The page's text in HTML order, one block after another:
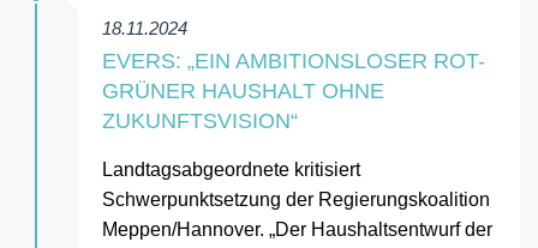
18.11.2024
EVERS: „EIN AMBITIONSLOSER ROT-
GRÜNER HAUSHALT OHNE
ZUKUNFTSVISION“
Landtagsabgeordnete kritisiert
Schwerpunktsetzung der Regierungskoalition
Meppen/Hannover. „Der Haushaltsentwurf der